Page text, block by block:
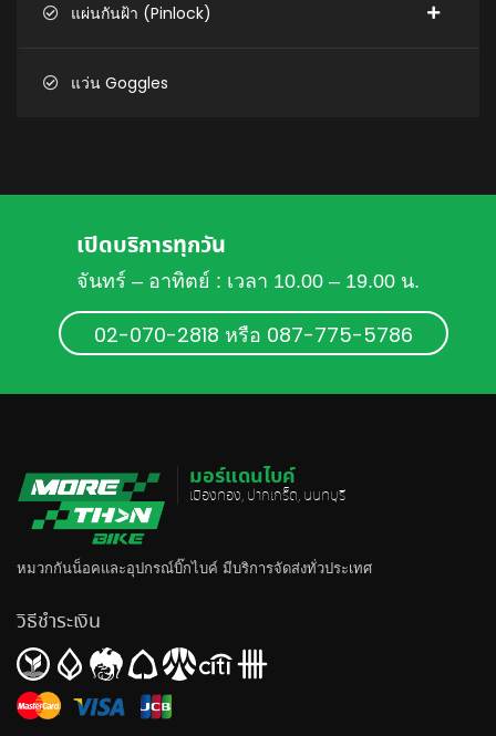
แผ่นกันฝ้า (Pinlock)
แว่น Goggles
เปิดบริการทุกวัน
จันทร์ – อาทิตย์ : เวลา 10.00 – 19.00 น.
02-070-2818 หรือ 087-775-5786
มอร์แดนไบค์
เมืองทอง, ปากเกร็ด, นนทบุรี
หมวกกันน็อคและอุปกรณ์บิ๊กไบค์ มีบริการจัดส่งทั่วประเทศ
วิธีชำระเงิน